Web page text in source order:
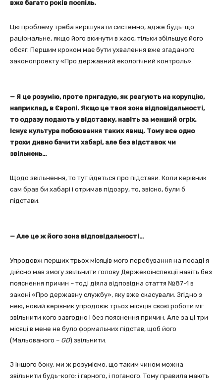
вже багато років поспіль.
Цю проблему треба вирішувати системно, адже будь-що
раціональне, якщо його вкинути в хаос, тільки збільшує його
обсяг. Першим кроком має бути ухвалення вже згаданого
законопроекту «Про державний екологічний контроль».
— Я це розумію, проте пригадую, як реагують на корупцію,
наприклад, в Європі. Якщо це твоя зона відповідальності,
то одразу подають у відставку, навіть за менший огріх.
Існує культура побоювання таких явищ. Тому все одно
трохи дивно бачити хабарі, але без відставок чи
звільнень…
Щодо звільнення, то тут йдеться про підстави. Коли керівник
сам брав би хабарі і отримав підозру, то, звісно, були б
підстави.
— Але це ж його зона відповідальності…
Упродовж перших трьох місяців мого перебування на посаді я
дійсно мав змогу звільнити голову Держекоінспекції навіть без
пояснення причин – тоді діяла відповідна стаття №87-1 в
законі «Про державну службу», яку вже скасували. Згідно з
нею, новий керівник упродовж трьох місяців своєї роботи міг
звільнити кого завгодно і без пояснення причин. Але за ці три
місяці в мене не було формальних підстав, щоб його
(Мальованого – GD) звільнити.
З іншого боку, ми ж розуміємо, що таким чином можна
звільнити будь-кого: і гарного, і поганого. Тому правила мають